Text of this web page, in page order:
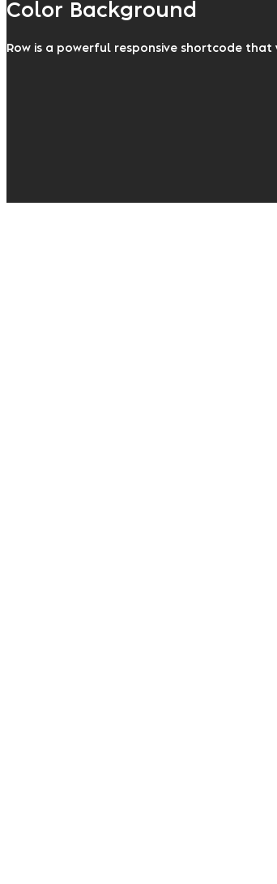
Color Background
Row is a powerful responsive shortcode